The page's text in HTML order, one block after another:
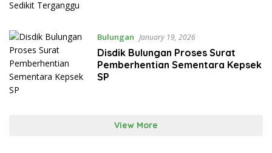
Bulungan January 19, 2026
Disdik Bulungan Proses Surat
Pemberhentian Sementara Kepsek
SP
View More